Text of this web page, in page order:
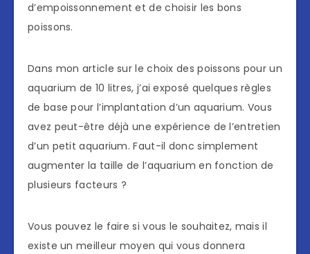
d’empoissonnement et de choisir les bons
poissons.
Dans mon article sur le choix des poissons pour un
aquarium de 10 litres, j’ai exposé quelques règles
de base pour l’implantation d’un aquarium. Vous
avez peut-être déjà une expérience de l’entretien
d’un petit aquarium. Faut-il donc simplement
augmenter la taille de l’aquarium en fonction de
plusieurs facteurs ?
Vous pouvez le faire si vous le souhaitez, mais il
existe un meilleur moyen qui vous donnera